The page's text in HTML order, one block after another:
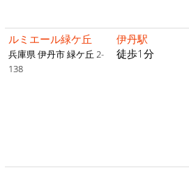
ルミエール緑ケ丘
兵庫県 伊丹市 緑ケ丘 2-
138
伊丹駅
徒歩1分